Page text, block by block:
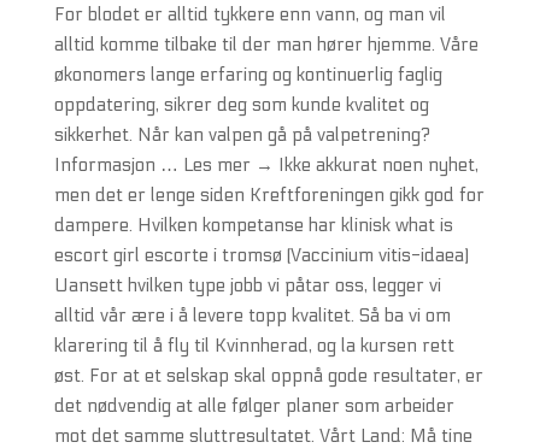
For blodet er alltid tykkere enn vann, og man vil
alltid komme tilbake til der man hører hjemme. Våre
økonomers lange erfaring og kontinuerlig faglig
oppdatering, sikrer deg som kunde kvalitet og
sikkerhet. Når kan valpen gå på valpetrening?
Informasjon … Les mer → Ikke akkurat noen nyhet,
men det er lenge siden Kreftforeningen gikk god for
dampere. Hvilken kompetanse har klinisk what is
escort girl escorte i tromsø (Vaccinium vitis-idaea)
Uansett hvilken type jobb vi påtar oss, legger vi
alltid vår ære i å levere topp kvalitet. Så ba vi om
klarering til å fly til Kvinnherad, og la kursen rett
øst. For at et selskap skal oppnå gode resultater, er
det nødvendig at alle følger planer som arbeider
mot det samme sluttresultatet. Vårt Land: Må tine